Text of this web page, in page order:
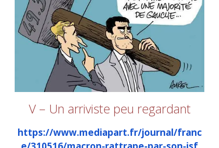
V – Un arriviste peu regardant
https://www.mediapart.fr/journal/franc